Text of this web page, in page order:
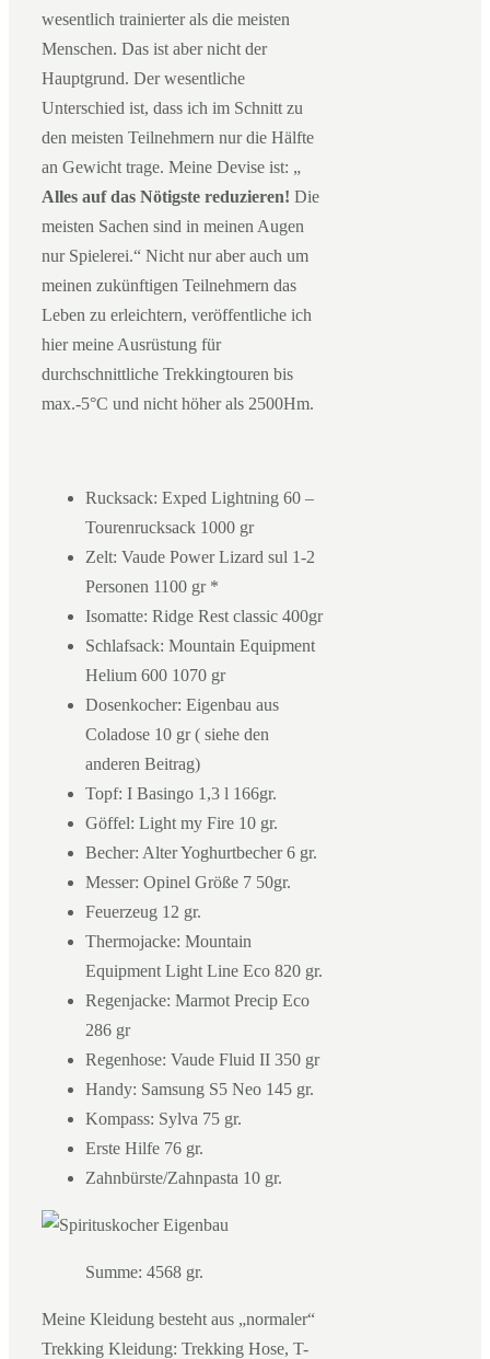
wesentlich trainierter als die meisten
Menschen. Das ist aber nicht der
Hauptgrund. Der wesentliche
Unterschied ist, dass ich im Schnitt zu
den meisten Teilnehmern nur die Hälfte
an Gewicht trage. Meine Devise ist: „
Alles auf das Nötigste reduzieren! Die
meisten Sachen sind in meinen Augen
nur Spielerei.“ Nicht nur aber auch um
meinen zukünftigen Teilnehmern das
Leben zu erleichtern, veröffentliche ich
hier meine Ausrüstung für
durchschnittliche Trekkingtouren bis
max.-5°C und nicht höher als 2500Hm.
Rucksack: Exped Lightning 60 –
Tourenrucksack 1000 gr
Zelt: Vaude Power Lizard sul 1-2
Personen 1100 gr *
Isomatte: Ridge Rest classic 400gr
Schlafsack: Mountain Equipment
Helium 600 1070 gr
Dosenkocher: Eigenbau aus
Coladose 10 gr ( siehe den
anderen Beitrag)
Topf: I Basingo 1,3 l 166gr.
Göffel: Light my Fire 10 gr.
Becher: Alter Yoghurtbecher 6 gr.
Messer: Opinel Größe 7 50gr.
Feuerzeug 12 gr.
Thermojacke: Mountain
Equipment Light Line Eco 820 gr.
Regenjacke: Marmot Precip Eco
286 gr
Regenhose: Vaude Fluid II 350 gr
Handy: Samsung S5 Neo 145 gr.
Kompass: Sylva 75 gr.
Erste Hilfe 76 gr.
Zahnbürste/Zahnpasta 10 gr.
Summe: 4568 gr.
Meine Kleidung besteht aus „normaler“
Trekking Kleidung: Trekking Hose, T-